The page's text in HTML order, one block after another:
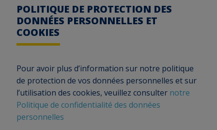
POLITIQUE DE PROTECTION DES
DONNÉES PERSONNELLES ET
COOKIES
Pour avoir plus d’information sur notre politique
de protection de vos données personnelles et sur
l’utilisation des cookies, veuillez consulter notre
Politique de confidentialité des données
personnelles